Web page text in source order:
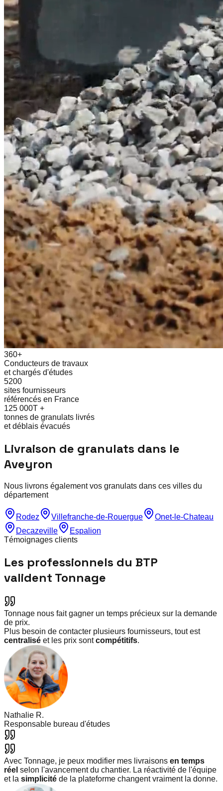
360+
Conducteurs de travaux
et chargés d'études
5200
sites fournisseurs
référencés en France
125 000T +
tonnes de granulats livrés
et déblais évacués
Livraison de granulats dans le
Aveyron
Nous livrons également vos granulats dans ces villes du
département
Rodez Villefranche-de-Rouergue
Onet-le-Chateau
Decazeville
Espalion
Témoignages clients
Les professionnels du BTP
valident Tonnage
Tonnage nous fait gagner un temps précieux sur la demande
de prix.
Plus besoin de contacter plusieurs fournisseurs, tout est
centralisé et les prix sontcompétitifs.
Nathalie R.
Responsable bureau d'études
Avec Tonnage, je peux modifier mes livraisons en temps
réel selon l'avancement du chantier. La réactivité de l'équipe
et la simplicité de la plateforme changent vraiment la donne.